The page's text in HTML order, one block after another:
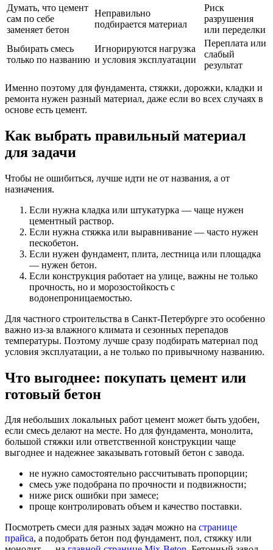
Думать, что цемент
сам по себе
заменяет бетон
Неправильно
подбирается материал
Риск
разрушения
или переделки
Выбирать смесь
только по названию
Игнорируются нагрузка
и условия эксплуатации
Переплата или
слабый
результат
Именно поэтому для фундамента, стяжки, дорожки, кладки и
ремонта нужен разный материал, даже если во всех случаях в
основе есть цемент.
Как выбрать правильный материал
для задачи
Чтобы не ошибиться, лучше идти не от названия, а от
назначения.
Если нужна кладка или штукатурка — чаще нужен
цементный раствор.
Если нужна стяжка или выравнивание — часто нужен
пескобетон.
Если нужен фундамент, плита, лестница или площадка
— нужен бетон.
Если конструкция работает на улице, важны не только
прочность, но и морозостойкость с
водонепроницаемостью.
Для частного строительства в Санкт-Петербурге это особенно
важно из-за влажного климата и сезонных перепадов
температуры. Поэтому лучше сразу подбирать материал под
условия эксплуатации, а не только по привычному названию.
Что выгоднее: покупать цемент или
готовый бетон
Для небольших локальных работ цемент может быть удобен,
если смесь делают на месте. Но для фундамента, монолита,
большой стяжки или ответственной конструкции чаще
выгоднее и надежнее заказывать готовый бетон с завода.
не нужно самостоятельно рассчитывать пропорции;
смесь уже подобрана по прочности и подвижности;
ниже риск ошибки при замесе;
проще контролировать объем и качество поставки.
Посмотреть смеси для разных задач можно на странице
прайса, а подобрать бетон под фундамент, пол, стяжку или